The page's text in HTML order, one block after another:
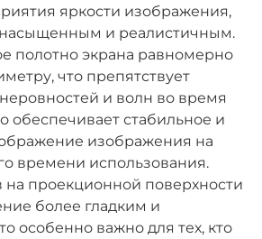
яркости изображения,
насыщенным и реалистичным.
полотно экрана равномерно
что препятствует
и волн во время
обеспечивает стабильное и
изображения на
времени использования.
на проекционной поверхности
более гладким и
особенно важно для тех, кто